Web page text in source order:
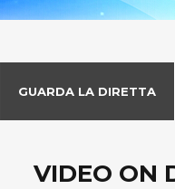
GUARDA LA DIRETTA
VIDEO ON